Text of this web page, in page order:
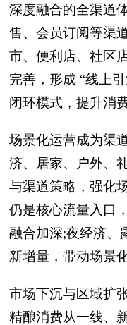
深度融合的全渠道
售、会员订阅等渠
市、便利店、社区
完善，形成 “线上
闭环模式，提升消
场景化运营成为渠
济、居家、户外、
与渠道策略，强化
仍是核心流量入口
融合加深;夜经济、
新增量，带动场景
市场下沉与区域扩
精酿消费从一线、